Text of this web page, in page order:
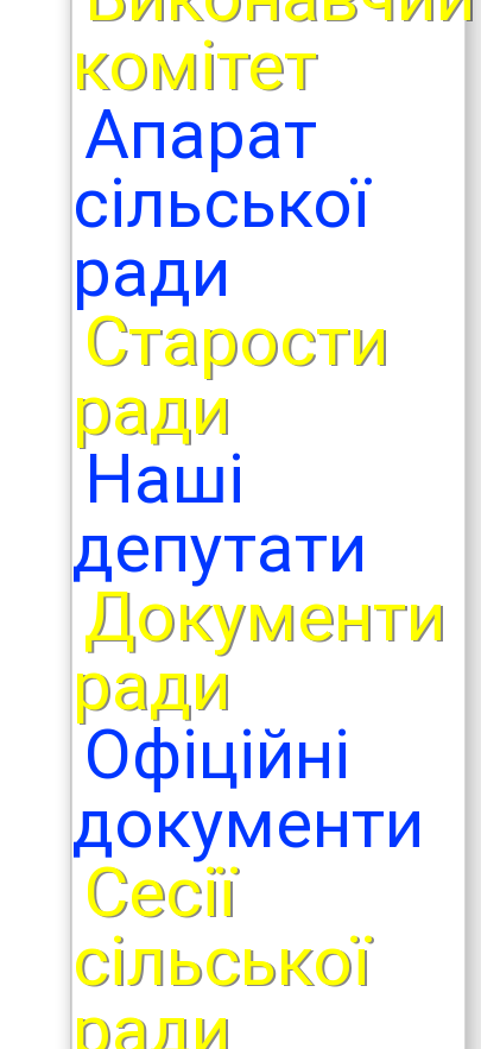
комітет
Апарат
сільської
ради
Старости
ради
Наші
депутати
Документи
ради
Офіційні
документи
Сесії
сільської
ради